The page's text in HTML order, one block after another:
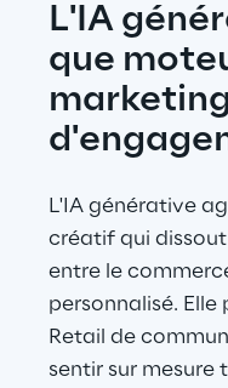
L'IA
que
L'IA générative
créatif qui
entre le
personnalisé.
Retail de
sentir sur